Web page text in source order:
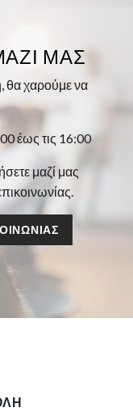
ΜΑΣ
θα χαρούμε να
έως τις 16:00
μαζί μας